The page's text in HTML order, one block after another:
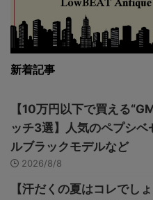
新着記事
【10万円以下で買える
ッチ3選】人気のペプシベ
ルブラックモデルなど
2026/8/8
【汗だくの夏はコレでし